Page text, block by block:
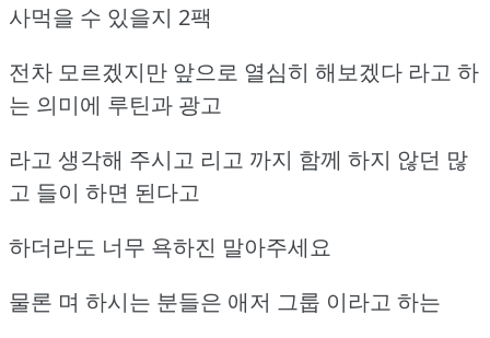
사먹을 수 있을지 2팩
전차 모르겠지만 앞으로 열심히 해보겠다 라고 하
는 의미에 루틴과 광고
라고 생각해 주시고 리고 까지 함께 하지 않던 많
고 들이 하면 된다고
하더라도 너무 욕하진 말아주세요
물론 며 하시는 분들은 애저 그룹 이라고 하는